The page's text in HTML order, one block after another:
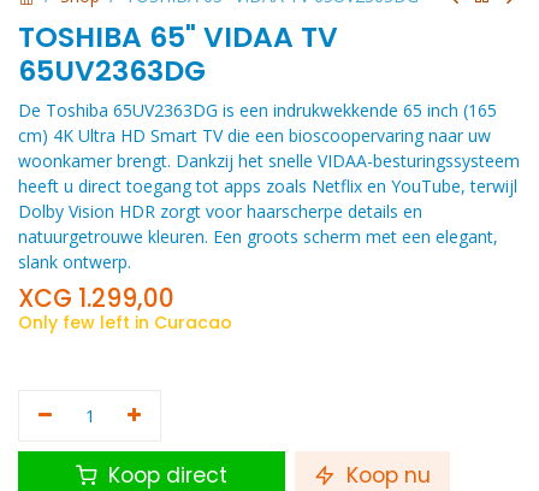
TOSHIBA 65" VIDAA TV
65UV2363DG
De Toshiba 65UV2363DG is een indrukwekkende 65 inch (165
cm) 4K Ultra HD Smart TV die een bioscoopervaring naar uw
woonkamer brengt. Dankzij het snelle VIDAA-besturingssysteem
heeft u direct toegang tot apps zoals Netflix en YouTube, terwijl
Dolby Vision HDR zorgt voor haarscherpe details en
natuurgetrouwe kleuren. Een groots scherm met een elegant,
slank ontwerp.
XCG 1.299,00
Only few left in Curacao
Koop direct Koop nu